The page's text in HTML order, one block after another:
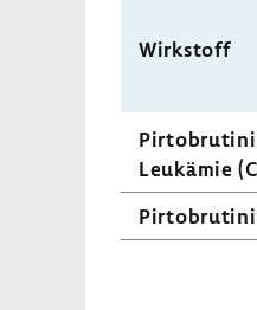
Wirk­stoff
Leuk­ämie